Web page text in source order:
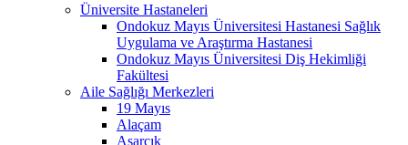
Üniversite Hastaneleri
Ondokuz Mayıs Üniversitesi Hastanesi Sağlık
Uygulama ve Araştırma Hastanesi
Ondokuz Mayıs Üniversitesi Diş Hekimliği
Fakültesi
Aile Sağlığı Merkezleri
19 Mayıs
Alaçam
Asarcık